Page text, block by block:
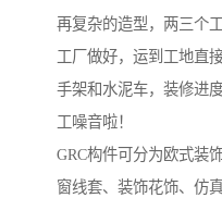
再复杂的造型，两三个
工厂做好，运到工地直
手架和水泥车，装修进
工噪音啦！
GRC构件可分为欧式装
窗线套、装饰花饰、仿